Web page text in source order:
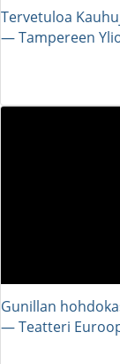
Tervetuloa
― Tampereen
Gunillan
― Teatteri